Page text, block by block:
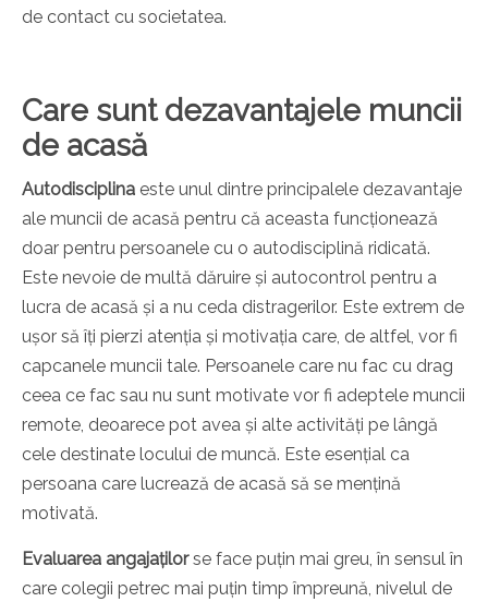
de contact cu societatea.
Care sunt dezavantajele muncii
de acasă
Autodisciplina este unul dintre principalele dezavantaje
ale muncii de acasă pentru că aceasta funcționează
doar pentru persoanele cu o autodisciplină ridicată.
Este nevoie de multă dăruire și autocontrol pentru a
lucra de acasă și a nu ceda distragerilor. Este extrem de
ușor să îți pierzi atenția și motivația care, de altfel, vor fi
capcanele muncii tale. Persoanele care nu fac cu drag
ceea ce fac sau nu sunt motivate vor fi adeptele muncii
remote, deoarece pot avea și alte activități pe lângă
cele destinate locului de muncă. Este esențial ca
persoana care lucrează de acasă să se mențină
motivată.
Evaluarea angajațilorse face puțin mai greu, în sensul în
care colegii petrec mai puțin timp împreună, nivelul de